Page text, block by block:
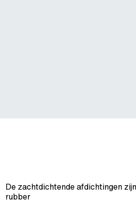
De zachtdichtende afdichtingen
rubber